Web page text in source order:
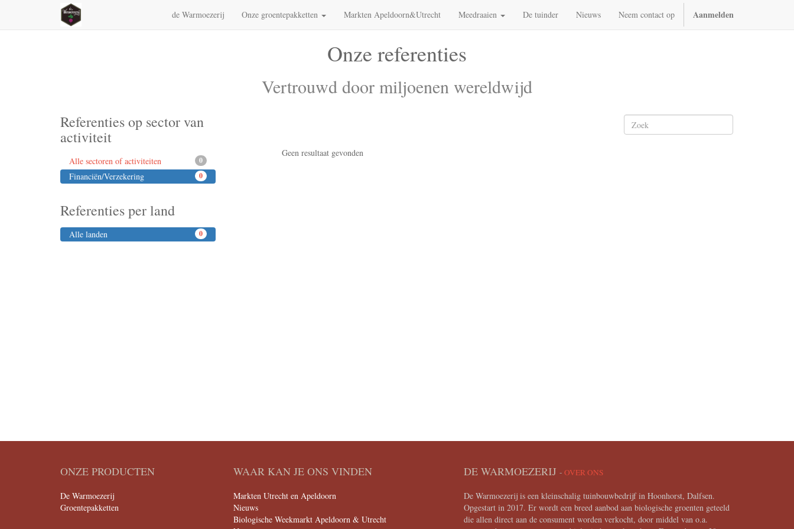
de Warmoezerij Onze groentepakketten Markten Apeldoorn&Utrecht Meedraaien De tuinder Nieuws Neem contact op Aanmelden
Onze referenties
Vertrouwd door miljoenen wereldwijd
Referenties op sector van
activiteit
0
Alle sectoren of activiteiten
0
Financiën/Verzekering
Referenties per land
0
Alle landen
Geen resultaat gevonden
ONZE PRODUCTEN
De Warmoezerij
Groentepakketten
WAAR KAN JE ONS VINDEN
Markten Utrecht en Apeldoorn
Nieuws
Biologische Weekmarkt Apeldoorn & Utrecht
DE WARMOEZERIJ - OVER ONS
De Warmoezerij is een kleinschalig tuinbouwbedrijf in Hoonhorst, Dalfsen.
Opgestart in 2017. Er wordt een breed aanbod aan biologische groenten geteeld
die allen direct aan de consument worden verkocht, door middel van o.a.